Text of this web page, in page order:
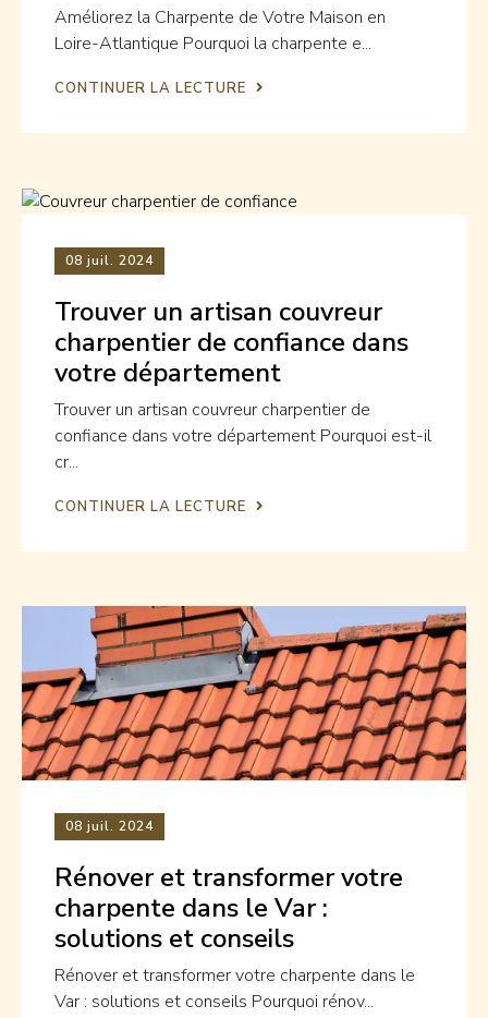
Améliorez la Charpente de Votre Maison en
Loire-Atlantique Pourquoi la charpente e...
CONTINUER LA LECTURE
08 juil. 2024
Trouver un artisan couvreur
charpentier de confiance dans
votre département
Trouver un artisan couvreur charpentier de
confiance dans votre département Pourquoi est-il
cr...
CONTINUER LA LECTURE
08 juil. 2024
Rénover et transformer votre
charpente dans le Var :
solutions et conseils
Rénover et transformer votre charpente dans le
Var : solutions et conseils Pourquoi rénov...